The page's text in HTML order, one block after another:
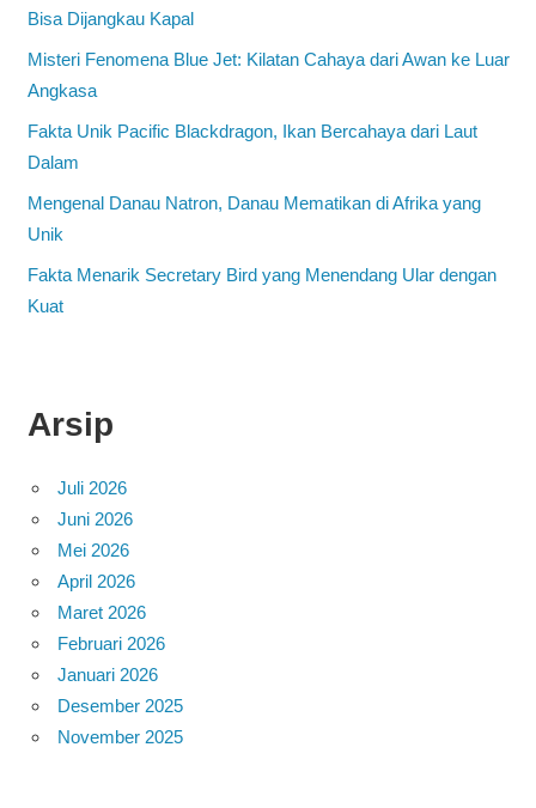
Bisa Dijangkau Kapal
Misteri Fenomena Blue Jet: Kilatan Cahaya dari Awan ke Luar
Angkasa
Fakta Unik Pacific Blackdragon, Ikan Bercahaya dari Laut
Dalam
Mengenal Danau Natron, Danau Mematikan di Afrika yang
Unik
Fakta Menarik Secretary Bird yang Menendang Ular dengan
Kuat
Arsip
Juli 2026
Juni 2026
Mei 2026
April 2026
Maret 2026
Februari 2026
Januari 2026
Desember 2025
November 2025